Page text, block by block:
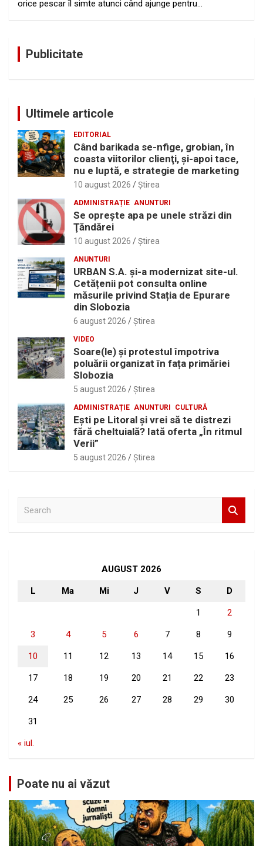
orice pescar îl simte atunci când ajunge pentru…
Publicitate
Ultimele articole
EDITORIAL
Când barikada se-nfige, grobian, în
coasta viitorilor clienţi, şi-apoi tace,
nu e luptă, e strategie de marketing
10 august 2026 Ştirea
ADMINISTRAȚIE ANUNTURI
Se opreşte apa pe unele străzi din
Ţăndărei
10 august 2026 Ştirea
ANUNTURI
URBAN S.A. și-a modernizat site-ul.
Cetățenii pot consulta online
măsurile privind Stația de Epurare
din Slobozia
6 august 2026 Ştirea
VIDEO
Soare(le) și protestul împotriva
poluării organizat în fața primăriei
Slobozia
5 august 2026 Ştirea
ADMINISTRAȚIE ANUNTURI CULTURĂ
Eşti pe Litoral şi vrei să te distrezi
fără cheltuială? Iată oferta „În ritmul
Verii”
5 august 2026 Ştirea
AUGUST 2026
L Ma Mi J V S D
1 2
3 4 5 6 7 8 9
10 11 12 13 14 15 16
17 18 19 20 21 22 23
24 25 26 27 28 29 30
31
« iul.
Poate nu ai văzut